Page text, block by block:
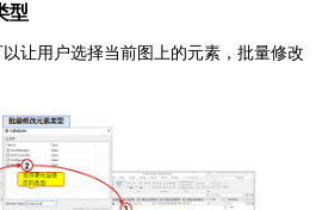
型
以让用户选择当前图上的元素，批量修改